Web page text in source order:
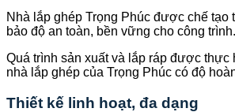
Nhà lắp ghép Trọng Phúc được chế
bảo độ an toàn, bền vững cho công trình.
Quá trình sản xuất và lắp ráp được
nhà lắp ghép của Trọng Phúc có độ
Thiết kế linh hoạt, đa dạng